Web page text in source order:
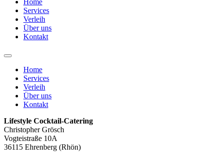
Home
Services
Verleih
Über uns
Kontakt
Home
Services
Verleih
Über uns
Kontakt
Lifestyle Cocktail-Catering
Christopher Grösch
Vogteistraße 10A
36115 Ehrenberg (Rhön)